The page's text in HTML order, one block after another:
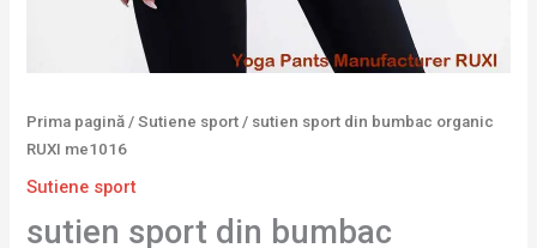
Prima pagină /Sutiene sport / sutien sport din bumbac organic
RUXI me1016
Sutiene sport
sutien sport din bumbac